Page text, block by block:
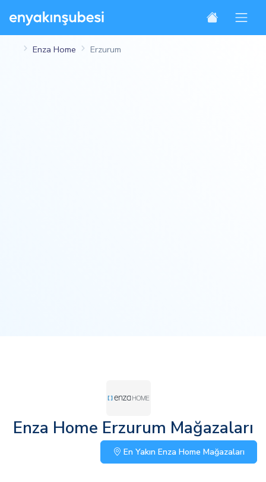
Enza Home Erzurum
Enza Home Erzurum Mağazaları
En Yakın Enza Home Mağazaları